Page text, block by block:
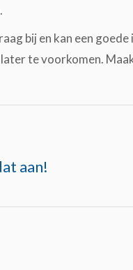
bij en kan een
te voorkomen.
aan!